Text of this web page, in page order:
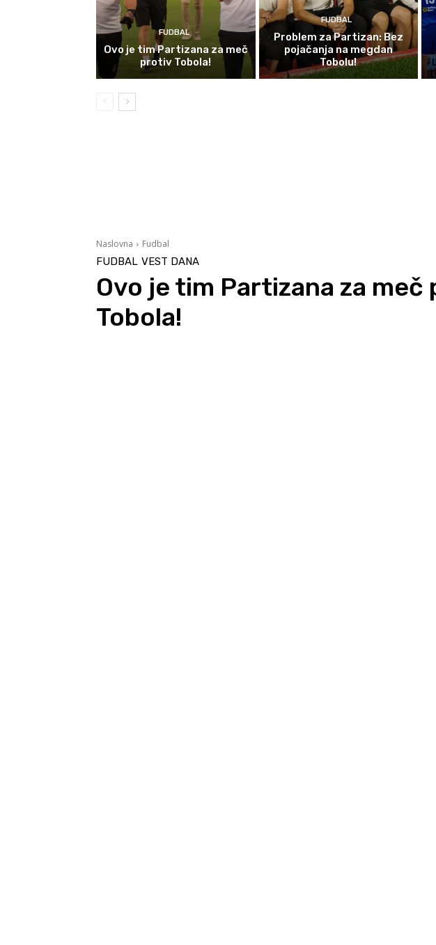
FUDBAL
Ovo je tim Partizana za meč
protiv Tobola!
FUDBAL
Problem za Partizan: Bez
pojačanja na megdan
Tobolu!